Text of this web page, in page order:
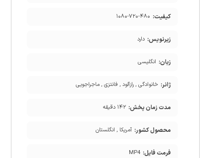
کیفیت: ۱۰۸۰-۷۲۰-۴۸۰
زیرنویس: دارد
زبان: انگلیسی
ژانر: خانوادگی , رازآلود , فانتزی , ماجراجویی
مدت زمان پخش: ۱۴۲ دقیقه
محصول کشور: آمریکا , انگلستان
فرمت فایل: MP4